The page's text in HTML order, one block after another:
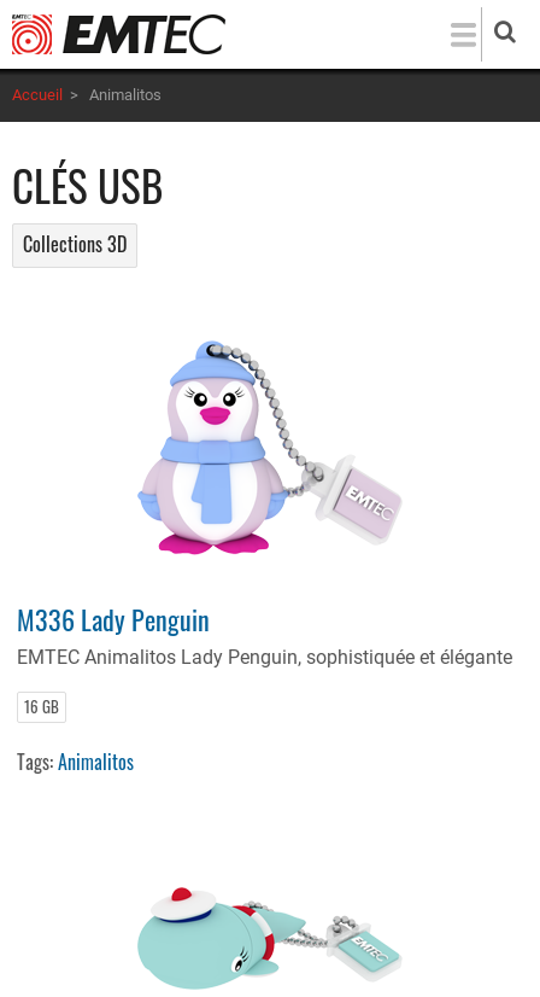
Aller
au
contenu
principal
Accueil > Animalitos
CLÉS USB
Collections 3D
M336 Lady Penguin
EMTEC Animalitos Lady Penguin, sophistiquée et élégante
16 GB
Tags:Animalitos